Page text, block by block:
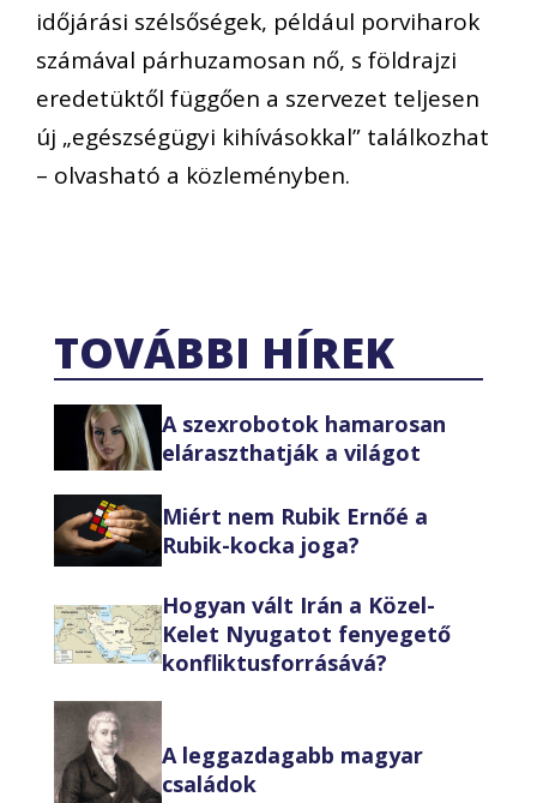
időjárási szélsőségek, például porviharok
számával párhuzamosan nő, s földrajzi
eredetüktől függően a szervezet teljesen
új „egészségügyi kihívásokkal” találkozhat
– olvasható a közleményben.
TOVÁBBI HÍREK
A szexrobotok hamarosan
eláraszthatják a világot
Miért nem Rubik Ernőé a
Rubik-kocka joga?
Hogyan vált Irán a Közel-
Kelet Nyugatot fenyegető
konfliktusforrásává?
A leggazdagabb magyar
családok